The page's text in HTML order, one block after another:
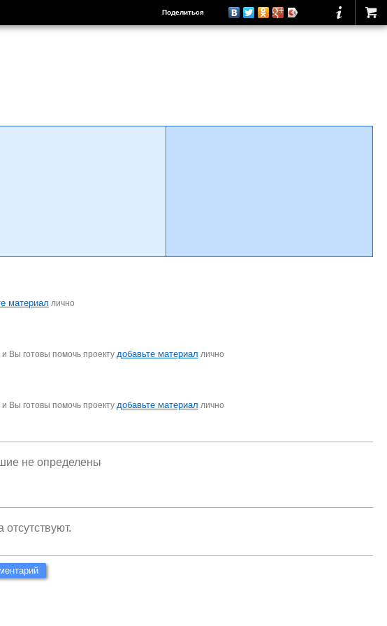
Поделиться
материал лично
Вы готовы помочь проекту добавьте материал лично
Вы готовы помочь проекту добавьте материал лично
не определены